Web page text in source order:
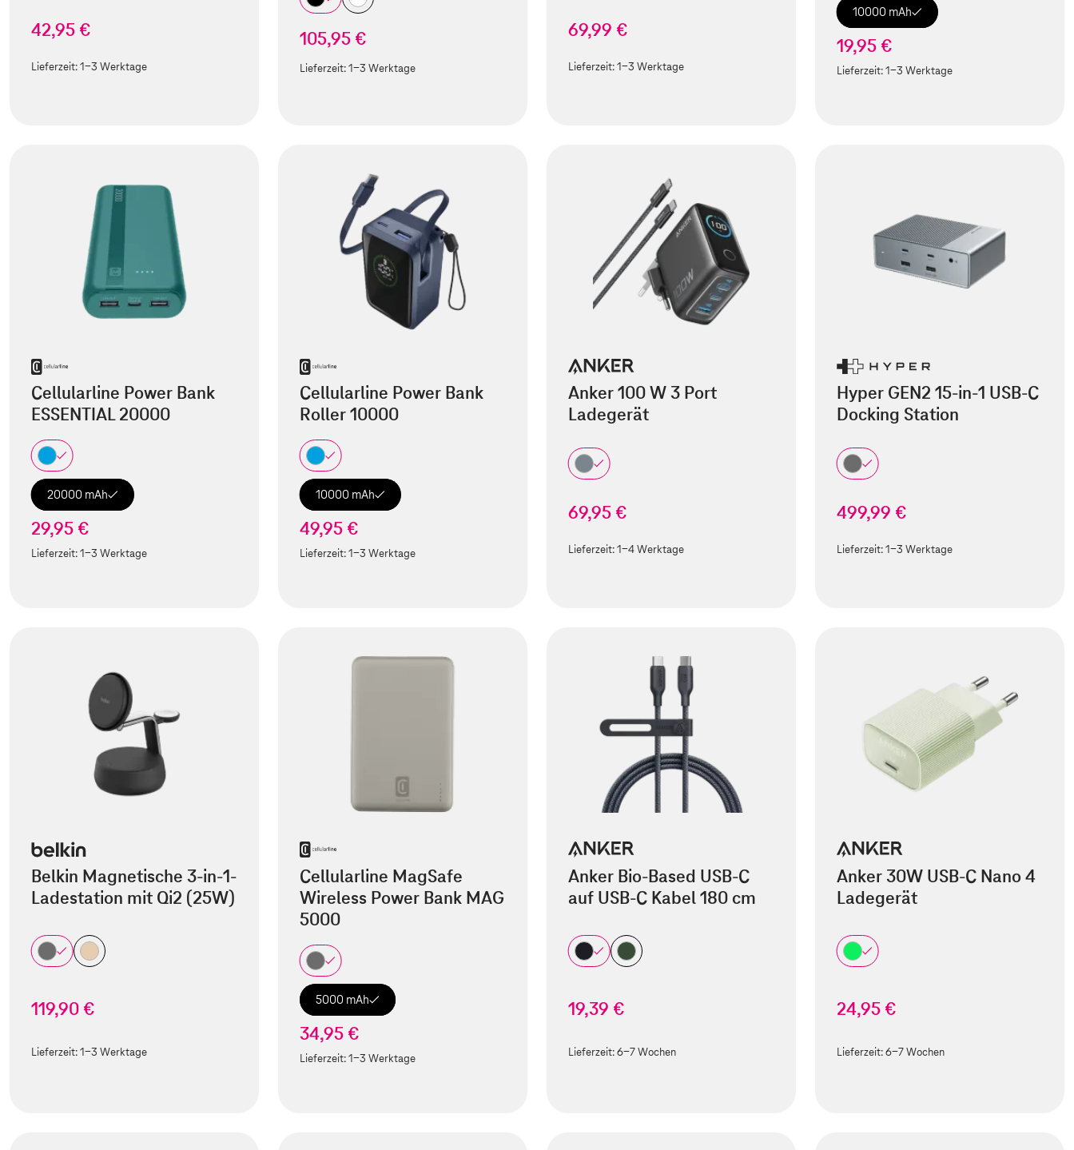
42,95 €
Lieferzeit:1-3 Werktage
105,95 €
Lieferzeit:1-3 Werktage
69,99 €
Lieferzeit:1-3 Werktage
10000 mAh
19,95 €
Lieferzeit:1-3 Werktage
Cellularline Power Bank
ESSENTIAL 20000
20000 mAh
29,95 €
Lieferzeit:1-3 Werktage
Cellularline Power Bank
Roller 10000
10000 mAh
49,95 €
Lieferzeit:1-3 Werktage
Anker 100 W 3 Port
Ladegerät
69,95 €
Lieferzeit:1-4 Werktage
Hyper GEN2 15-in-1 USB-C
Docking Station
499,99 €
Lieferzeit:1-3 Werktage
Belkin Magnetische 3-in-1-
Ladestation mit Qi2 (25W)
119,90 €
Lieferzeit:1-3 Werktage
Cellularline MagSafe
Wireless Power Bank MAG
5000
5000 mAh
34,95 €
Lieferzeit:1-3 Werktage
Anker Bio-Based USB-C
auf USB-C Kabel 180 cm
19,39 €
Lieferzeit:6-7 Wochen
Anker 30W USB-C Nano 4
Ladegerät
24,95 €
Lieferzeit:6-7 Wochen